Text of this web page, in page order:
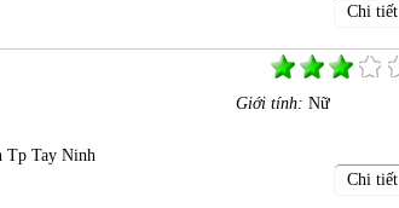
Chi tiết
Tp Tay Ninh
Giới tính: Nữ
Chi tiết